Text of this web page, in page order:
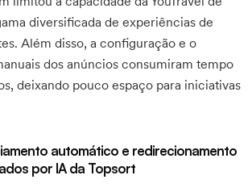
diversificada de experiências de
Além disso, a configuração e o
dos anúncios consumiram tempo
deixando pouco espaço para iniciativas
automático e redirecionamento
por IA da Topsort